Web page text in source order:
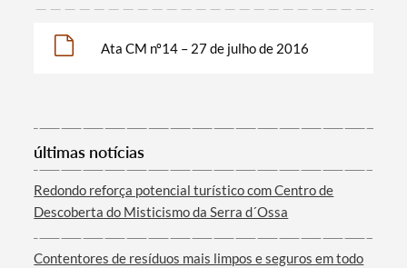
Ata CM nº14 – 27 de julho de 2016
últimas notícias
Redondo reforça potencial turístico com Centro de
Descoberta do Misticismo da Serra d´Ossa
Contentores de resíduos mais limpos e seguros em todo